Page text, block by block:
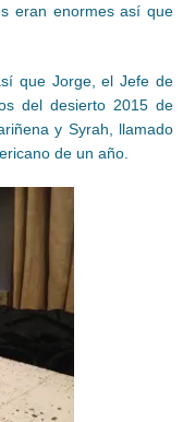
eran enormes así que
que Jorge, el Jefe de
del desierto 2015 de
y Syrah, llamado
de un año.